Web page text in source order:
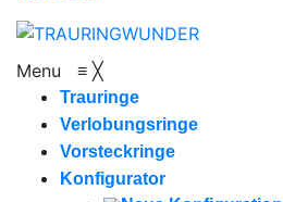
Menu ≡ ╳
Trauringe
Verlobungsringe
Vorsteckringe
Konfigurator